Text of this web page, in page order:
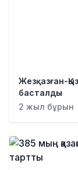
Жезқазған-
басталды
2 жыл бұрын